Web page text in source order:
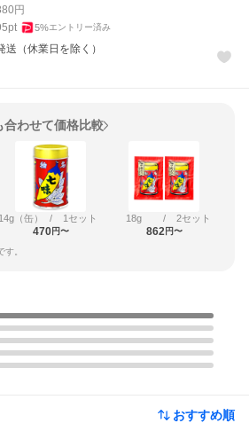
円
pt 5%エントリー済み
（休業日を除く）
合わせて価格比較
14g（缶） / 1セット
470円〜
18g / 2セット
862 円〜
。
おすすめ順